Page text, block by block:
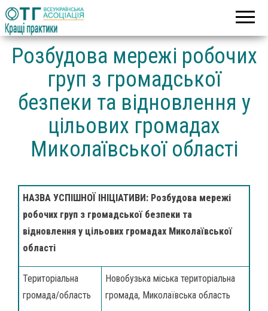
громад
Розбудова мережі робочих
груп з громадської
безпеки та відновлення у
цільових громадах
Миколаївської області
НАЗВА УСПІШНОЇ ІНІЦІАТИВИ: Розбудова мережі
робочих груп з громадської безпеки та
відновлення у цільових громадах Миколаївської
області
Територіальна
громада/область
Новобузька міська територіальна
громада, Миколаївська область